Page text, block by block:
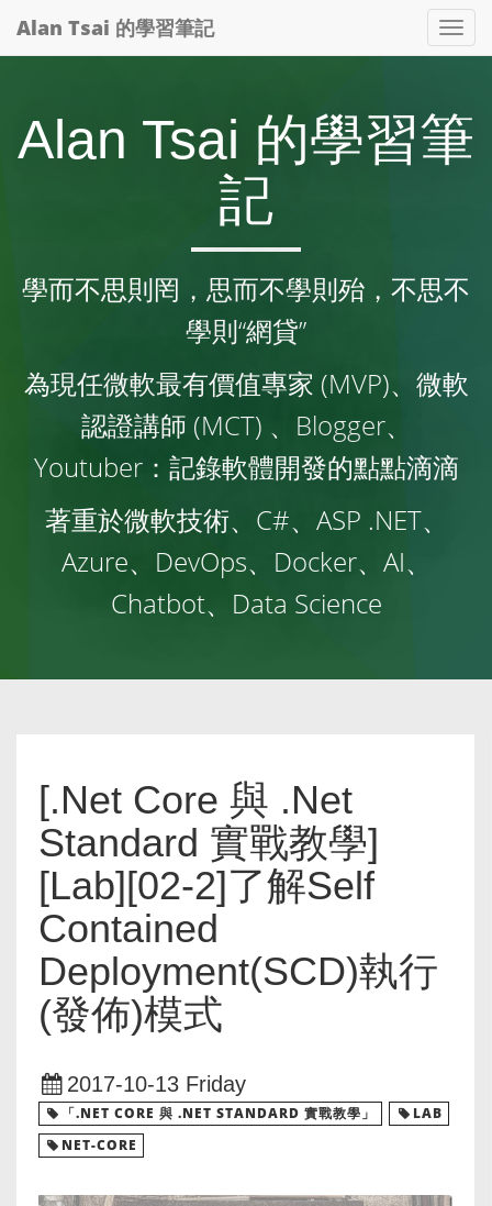
Alan Tsai 的學習筆記
Alan Tsai 的學習筆
記
學而不思則罔，思而不學則殆，不思不
學則“網貸”
為現任微軟最有價值專家 (MVP)、微軟
認證講師 (MCT) 、Blogger、
Youtuber：記錄軟體開發的點點滴滴
著重於微軟技術、C#、ASP .NET、
Azure、DevOps、Docker、AI、
Chatbot、Data Science
[.Net Core 與 .Net
Standard 實戰教學]
[Lab][02-2]了解Self
Contained
Deployment(SCD)執行
(發佈)模式
2017-10-13 Friday
「.NET CORE 與 .NET STANDARD 實戰教學」
LAB
NET-CORE